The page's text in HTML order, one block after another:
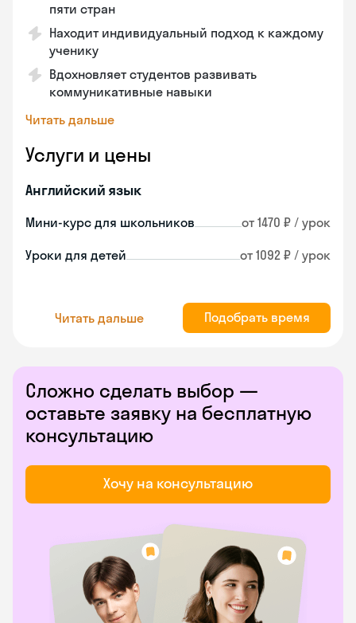
пяти стран
Находит индивидуальный подход к каждому
ученику
Вдохновляет студентов развивать
коммуникативные навыки
Читать дальше
Услуги и цены
Английский язык
Мини-курс для школьников от 1470 ₽ / урок
Уроки для детей от 1092 ₽ / урок
Читать дальше Подобрать время
Сложно сделать выбор —
оставьте заявку на бесплатную
консультацию
Хочу на консультацию